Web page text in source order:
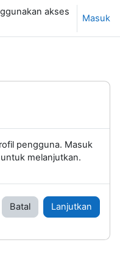
akses
Masuk
pengguna. Masuk
melanjutkan.
Batal Lanjutkan